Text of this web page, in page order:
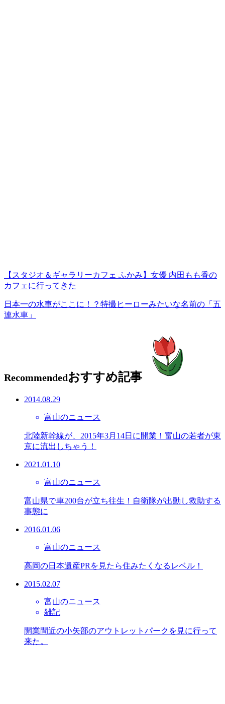
【スタジオ＆ギャラリーカフェ ふかみ】女優 内田もも香の
カフェに行ってきた
日本一の水車がここに！？特撮ヒーローみたいな名前の「五
連水車」
Recommendedおすすめ記事
2014.08.29
富山のニュース
北陸新幹線が、2015年3月14日に開業！富山の若者が東
京に流出しちゃう！
2021.01.10
富山のニュース
富山県で車200台が立ち往生！自衛隊が出動し救助する
事態に
2016.01.06
富山のニュース
高岡の日本遺産PRを見たら住みたくなるレベル！
2015.02.07
富山のニュース
雑記
開業間近の小矢部のアウトレットパークを見に行って
来た。